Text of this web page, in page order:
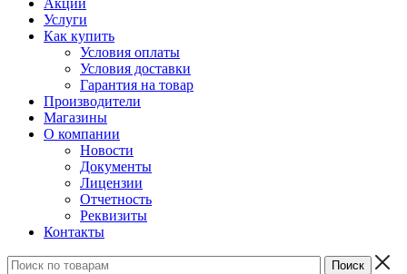
Акции
Услуги
Как купить
Условия оплаты
Условия доставки
Гарантия на товар
Производители
Магазины
О компании
Новости
Документы
Лицензии
Отчетность
Реквизиты
Контакты